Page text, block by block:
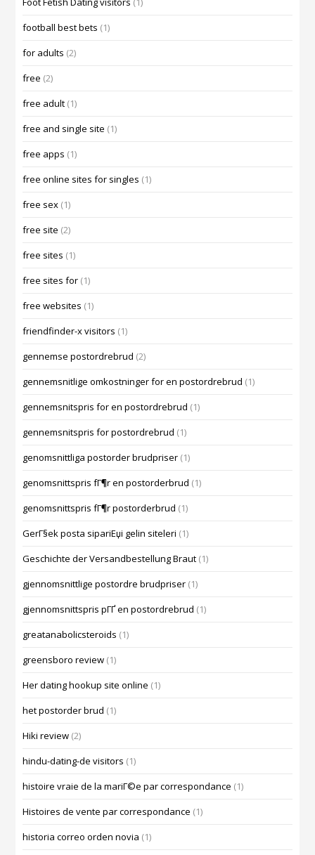
football best bets (1)
for adults (2)
free (2)
free adult (1)
free and single site (1)
free apps (1)
free online sites for singles (1)
free sex (1)
free site (2)
free sites (1)
free sites for (1)
free websites (1)
friendfinder-x visitors (1)
gennemse postordrebrud (2)
gennemsnitlige omkostninger for en postordrebrud (1)
gennemsnitspris for en postordrebrud (1)
gennemsnitspris for postordrebrud (1)
genomsnittliga postorder brudpriser (1)
genomsnittspris fГ¶r en postorderbrud (1)
genomsnittspris fГ¶r postorderbrud (1)
GerГ§ek posta sipariЕџi gelin siteleri (1)
Geschichte der Versandbestellung Braut (1)
gjennomsnittlige postordre brudpriser (1)
gjennomsnittspris pГҐ en postordrebrud (1)
greatanabolicsteroids (1)
greensboro review (1)
Her dating hookup site online (1)
het postorder brud (1)
Hiki review (2)
hindu-dating-de visitors (1)
histoire vraie de la mariГ©e par correspondance (1)
Histoires de vente par correspondance (1)
historia correo orden novia (1)